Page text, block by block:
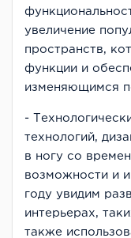
увеличение
пространств,
функции и
изменяющимся
-
технологий,
в ногу со
возможности и
году увидим
интерьерах,
также